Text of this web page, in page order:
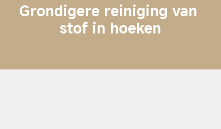
Grondigere reiniging van
stof in hoeken